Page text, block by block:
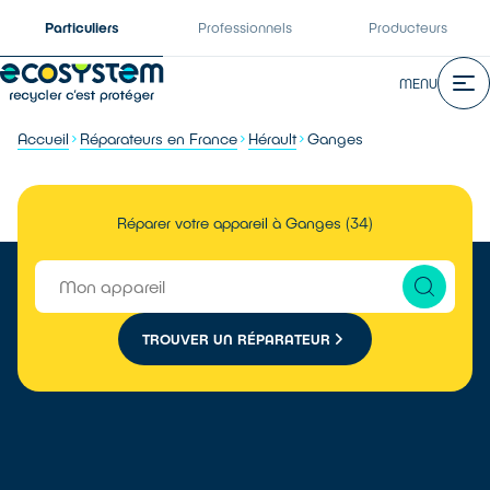
Particuliers Professionnels Producteurs
MENU
Accueil Réparateurs en France Hérault Ganges
Réparer votre appareil à Ganges (34)
TROUVER UN RÉPARATEUR